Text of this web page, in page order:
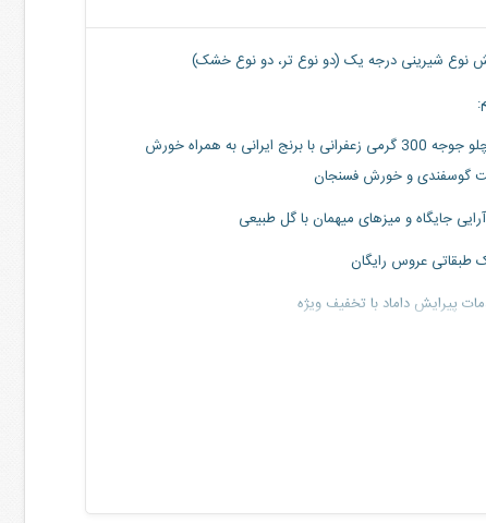
نوع شیرینی درجه یک (دو نوع تر، دو نوع خشک)
یا چلو جوجه 300 گرمی زعفرانی با برنج ایرانی به همراه خورش
گوسفندی و خورش فسنجان
جایگاه و میزهای میهمان با گل طبیعی
طبقاتی عروس رایگان
پیرایش داماد با تخفیف ویژه